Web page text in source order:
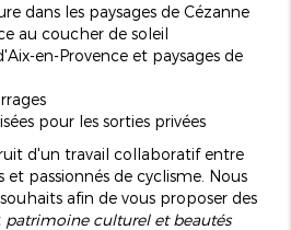
dans les paysages de Cézanne
au coucher de soleil
en-Provence et paysages de
pour les sorties privées
d'un travail collaboratif entre
et passionnés de cyclisme. Nous
afin de vous proposer des
patrimoine culturel et beautés